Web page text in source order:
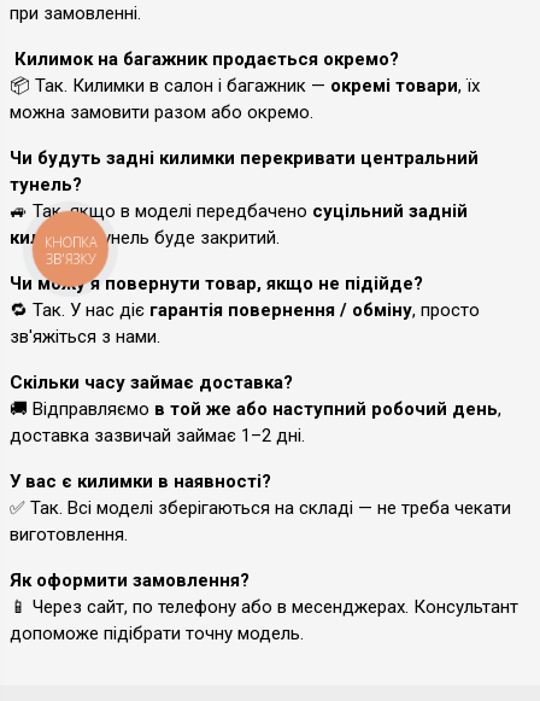
при замовленні.
Килимок на багажник продається окремо?
📦 Так. Килимки в салон і багажник — окремі товари, їх
можна замовити разом або окремо.
Чи будуть задні килимки перекривати центральний
тунель?
🚙 Так, якщо в моделі передбачено суцільний задній
килимок, тунель буде закритий.
Чи можу я повернути товар, якщо не підійде?
🔁 Так. У нас діє гарантія повернення / обміну, просто
зв'яжіться з нами.
Скільки часу займає доставка?
🚚 Відправляємо в той же або наступний робочий день,
доставка зазвичай займає 1–2 дні.
У вас є килимки в наявності?
✅ Так. Всі моделі зберігаються на складі — не треба чекати
виготовлення.
Як оформити замовлення?
📱 Через сайт, по телефону або в месенджерах. Консультант
допоможе підібрати точну модель.
КНОПКА
ЗВ'ЯЗКУ